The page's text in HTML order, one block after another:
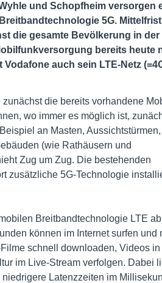
und Schopfheim versorgen
5G.
die gesamte Bevölkerung in der
bereits heute
auch sein LTE-Netz
die bereits vorhandene
wo immer es möglich ist,
an Masten, Aussichtstürmen,
(wie Rathäusern und
Zug um Zug. Die bestehenden
zusätzliche 5G-Technologie
Breitbandtechnologie LTE
können im Internet surfen und
schnell downloaden, Videos
im Live-Stream verfolgen. Dabei
Latenzzeiten im